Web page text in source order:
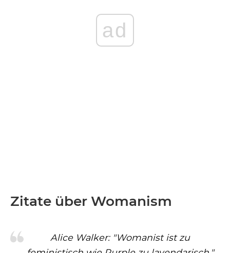
ad
Zitate über Womanism
Alice Walker: "Womanist ist zu